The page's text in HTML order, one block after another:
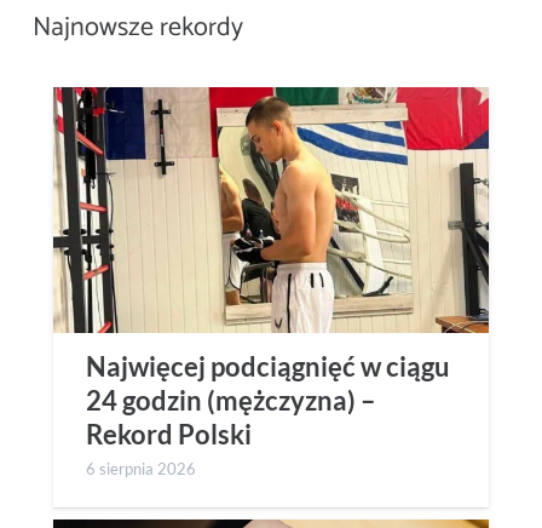
Najnowsze rekordy
Najwięcej podciągnięć w ciągu
24 godzin (mężczyzna) –
Rekord Polski
6 sierpnia 2026